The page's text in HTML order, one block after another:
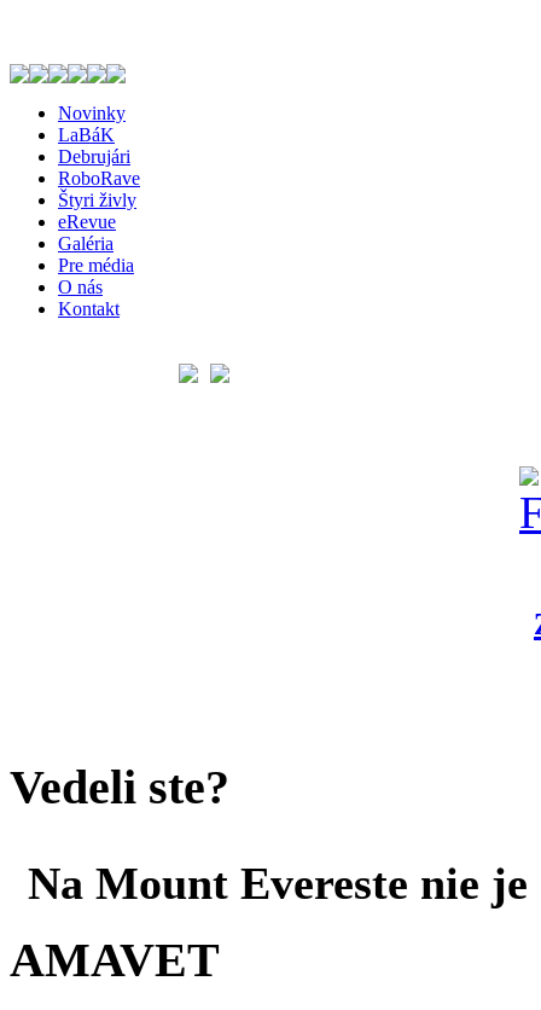
Novinky
LaBáK
Debrujári
RoboRave
Štyri živly
eRevue
Galéria
Pre média
O nás
Kontakt
Vedeli ste?
Na Mount Evereste nie
AMAVET